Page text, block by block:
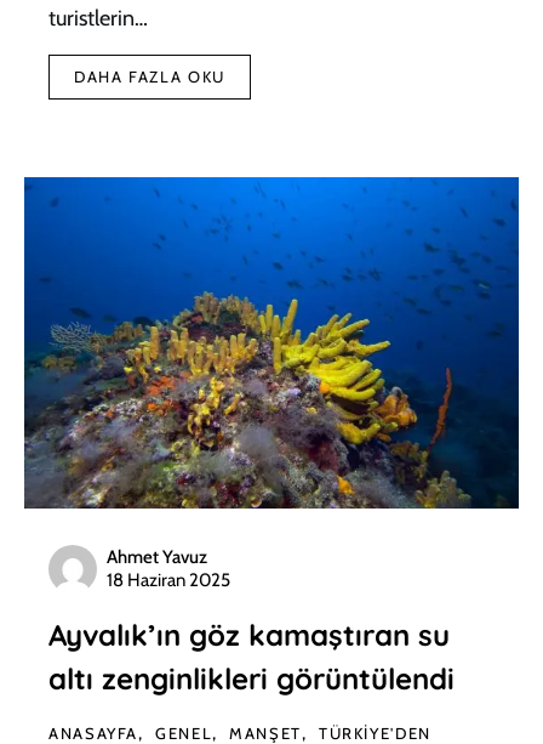
turistlerin…
DAHA FAZLA OKU
Ahmet Yavuz
18 Haziran 2025
Ayvalık’ın göz kamaştıran su
altı zenginlikleri görüntülendi
ANASAYFA GENEL MANŞET TÜRKIYE'DEN